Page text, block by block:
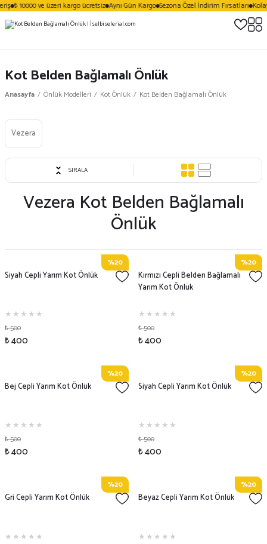
₺ 10000 ve üzeri kargo ücretsiz Aynı Gün Kargo Sezona Özel İndirim Fırsatları Kolay
Kot Belden Bağlamalı Önlük
Anasayfa Önlük Modelleri Kot Önlük Kot Belden Bağlamalı Önlük
Vezera
SIRALA
Vezera Kot Belden Bağlamalı
Önlük
%20
Siyah Cepli Yarım Kot Önlük
₺ 500
₺ 400
%20
Kırmızı Cepli Belden Bağlamalı
Yarım Kot Önlük
₺ 500
₺ 400
%20
Bej Cepli Yarım Kot Önlük
₺ 500
₺ 400
%20
Siyah Cepli Yarım Kot Önlük
₺ 500
₺ 400
%20
Gri Cepli Yarım Kot Önlük
%20
Beyaz Cepli Yarım Kot Önlük